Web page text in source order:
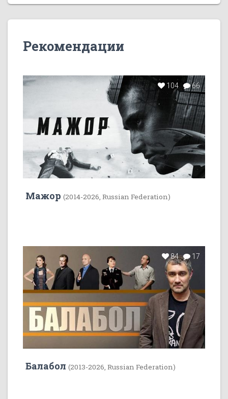
Рекомендации
104 66
Мажор (2014-2026, Russian Federation)
84 17
Балабол (2013-2026, Russian Federation)